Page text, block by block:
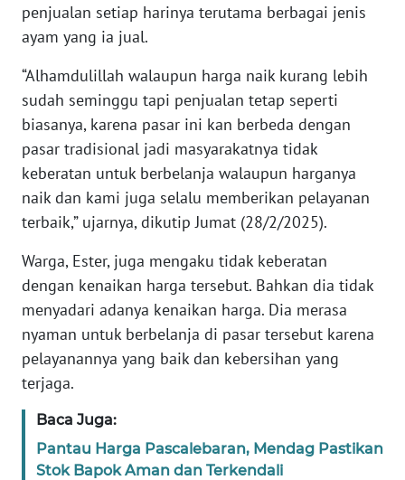
penjualan setiap harinya terutama berbagai jenis
ayam yang ia jual.
“Alhamdulillah walaupun harga naik kurang lebih
sudah seminggu tapi penjualan tetap seperti
biasanya, karena pasar ini kan berbeda dengan
pasar tradisional jadi masyarakatnya tidak
keberatan untuk berbelanja walaupun harganya
naik dan kami juga selalu memberikan pelayanan
terbaik,” ujarnya, dikutip Jumat (28/2/2025).
Warga, Ester, juga mengaku tidak keberatan
dengan kenaikan harga tersebut. Bahkan dia tidak
menyadari adanya kenaikan harga. Dia merasa
nyaman untuk berbelanja di pasar tersebut karena
pelayanannya yang baik dan kebersihan yang
terjaga.
Baca Juga:
Pantau Harga Pascalebaran, Mendag Pastikan
Stok Bapok Aman dan Terkendali
WN
NTT
WN
KEPRI
WN
PAPUA
WN
BARAT
WN
RIAU
WN
SERAMBI
WN
JAMBI